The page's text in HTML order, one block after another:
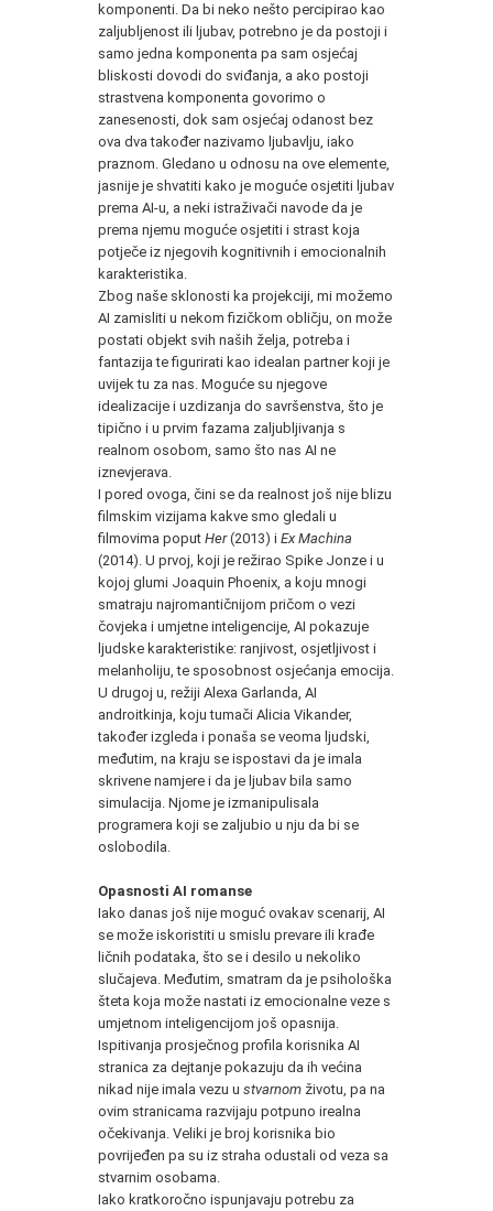
komponenti. Da bi neko nešto percipirao kao
zaljubljenost ili ljubav, potrebno je da postoji i
samo jedna komponenta pa sam osjećaj
bliskosti dovodi do sviđanja, a ako postoji
strastvena komponenta govorimo o
zanesenosti, dok sam osjećaj odanost bez
ova dva također nazivamo ljubavlju, iako
praznom. Gledano u odnosu na ove elemente,
jasnije je shvatiti kako je moguće osjetiti ljubav
prema AI-u, a neki istraživači navode da je
prema njemu moguće osjetiti i strast koja
potječe iz njegovih kognitivnih i emocionalnih
karakteristika.
Zbog naše sklonosti ka projekciji, mi možemo
AI zamisliti u nekom fizičkom obličju, on može
postati objekt svih naših želja, potreba i
fantazija te figurirati kao idealan partner koji je
uvijek tu za nas. Moguće su njegove
idealizacije i uzdizanja do savršenstva, što je
tipično i u prvim fazama zaljubljivanja s
realnom osobom, samo što nas AI ne
iznevjerava.
I pored ovoga, čini se da realnost još nije blizu
filmskim vizijama kakve smo gledali u
filmovima poput Her(2013) i Ex Machina
(2014). U prvoj, koji je režirao Spike Jonze i u
kojoj glumi Joaquin Phoenix, a koju mnogi
smatraju najromantičnijom pričom o vezi
čovjeka i umjetne inteligencije, AI pokazuje
ljudske karakteristike: ranjivost, osjetljivost i
melanholiju, te sposobnost osjećanja emocija.
U drugoj u, režiji Alexa Garlanda, AI
androitkinja, koju tumači Alicia Vikander,
također izgleda i ponaša se veoma ljudski,
međutim, na kraju se ispostavi da je imala
skrivene namjere i da je ljubav bila samo
simulacija. Njome je izmanipulisala
programera koji se zaljubio u nju da bi se
oslobodila.
Opasnosti AI romanse
Iako danas još nije moguć ovakav scenarij, AI
se može iskoristiti u smislu prevare ili krađe
ličnih podataka, što se i desilo u nekoliko
slučajeva. Međutim, smatram da je psihološka
šteta koja može nastati iz emocionalne veze s
umjetnom inteligencijom još opasnija.
Ispitivanja prosječnog profila korisnika AI
stranica za dejtanje pokazuju da ih većina
nikad nije imala vezu u stvarnom životu, pa na
ovim stranicama razvijaju potpuno irealna
očekivanja. Veliki je broj korisnika bio
povrijeđen pa su iz straha odustali od veza sa
stvarnim osobama.
Iako kratkoročno ispunjavaju potrebu za